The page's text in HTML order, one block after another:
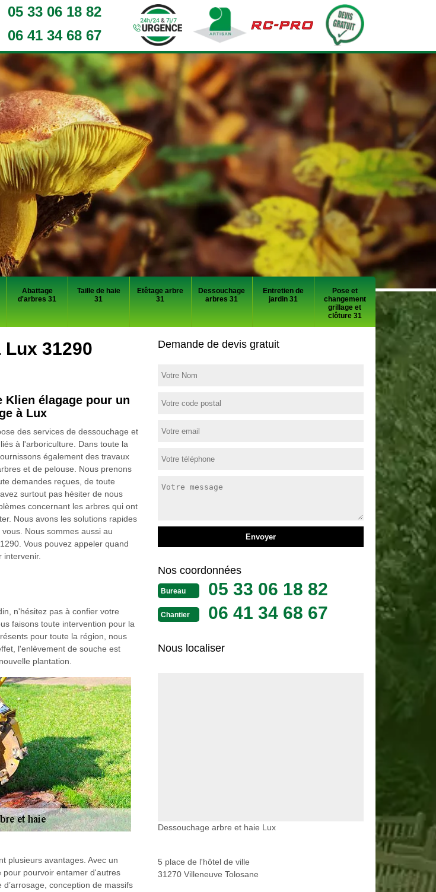
05 33 06 18 82
06 41 34 68 67
Abattage
d'arbres 31
Taille de haie
31
Etêtage arbre
31
Dessouchage
arbres 31
Entretien de
jardin 31
Pose et
changement
grillage et
clôture 31
31290
Klien élagage pour un
à Lux
des services de dessouchage et
à l'arboriculture. Dans toute la
également des travaux
et de pelouse. Nous prenons
demandes reçues, de toute
surtout pas hésiter de nous
concernant les arbres qui ont
Nous avons les solutions rapides
Nous sommes aussi au
Vous pouvez appeler quand
intervenir.
n'hésitez pas à confier votre
faisons toute intervention pour la
pour toute la région, nous
l'enlèvement de souche est
plantation.
plusieurs avantages. Avec un
pour pourvoir entamer d'autres
conception de massifs
Demande de devis gratuit
Nos coordonnées
Bureau 05 33 06 18 82
Chantier 06 41 34 68 67
Nous localiser
Dessouchage arbre et haie Lux
5 place de l'hôtel de ville
31270 Villeneuve Tolosane